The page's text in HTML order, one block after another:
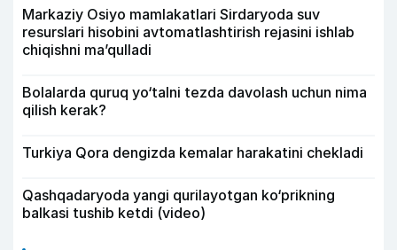
Markaziy Osiyo mamlakatlari Sirdaryoda suv
resurslari hisobini avtomatlashtirish rejasini ishlab
chiqishni ma’qulladi
Bolalarda quruq yo‘talni tezda davolash uchun nima
qilish kerak?
Turkiya Qora dengizda kemalar harakatini chekladi
Qashqadaryoda yangi qurilayotgan ko‘prikning
balkasi tushib ketdi (video)